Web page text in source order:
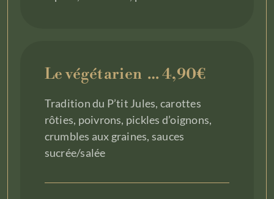
Le végétarien … 4,90€
Tradition du P’tit Jules, carottes
rôties, poivrons, pickles d’oignons,
crumbles aux graines, sauces
sucrée/salée